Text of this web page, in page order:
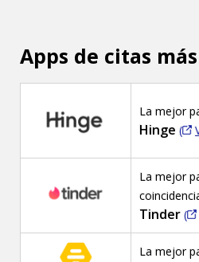
Apps de citas
La mejor
Hinge (
La mejor
Tinder (
La mejor